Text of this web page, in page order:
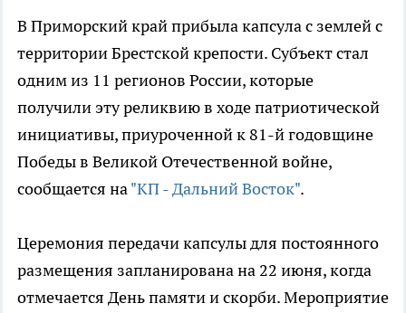
В Приморский край прибыла капсула с землей с
территории Брестской крепости. Субъект стал
одним из 11 регионов России, которые
получили эту реликвию в ходе патриотической
инициативы, приуроченной к 81-й годовщине
Победы в Великой Отечественной войне,
сообщается на"КП - Дальний Восток".
Церемония передачи капсулы для постоянного
размещения запланирована на 22 июня, когда
отмечается День памяти и скорби. Мероприятие